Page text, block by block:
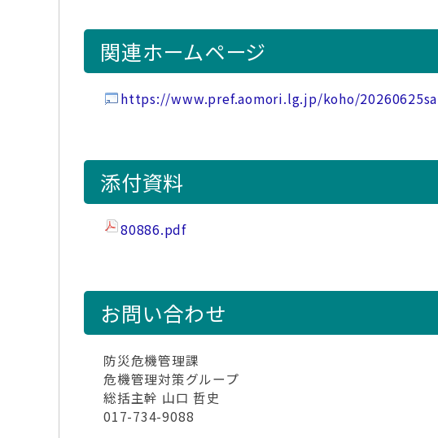
関連ホームページ
https://www.pref.aomori.lg.jp/koho/
添付資料
80886.pdf
お問い合わせ
防災危機管理課
危機管理対策グループ
総括主幹 山口 哲史
017-734-9088